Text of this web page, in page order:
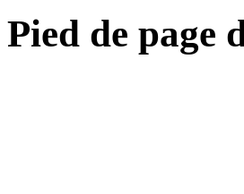
Pied de page